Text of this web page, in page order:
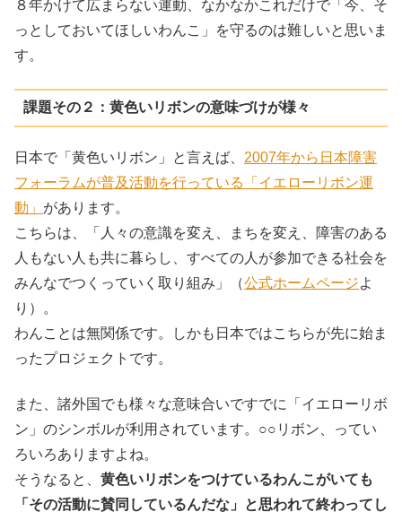
８年かけて広まらない運動、なかなかこれだけで「今、そ
っとしておいてほしいわんこ」を守るのは難しいと思いま
す。
課題その２：黄色いリボンの意味づけが様々
日本で「黄色いリボン」と言えば、 2007年から日本障害
フォーラムが普及活動を行っている「イエローリボン運
動」 があります。
こちらは、「人々の意識を変え、まちを変え、障害のある
人もない人も共に暮らし、すべての人が参加できる社会を
みんなでつくっていく取り組み」（公式ホームページよ
り）。
わんことは無関係です。しかも日本ではこちらが先に始ま
ったプロジェクトです。
また、諸外国でも様々な意味合いですでに「イエローリボ
ン」のシンボルが利用されています。○○リボン、ってい
ろいろありますよね。
そうなると、 黄色いリボンをつけているわんこがいても
「その活動に賛同しているんだな」と思われて終わってし